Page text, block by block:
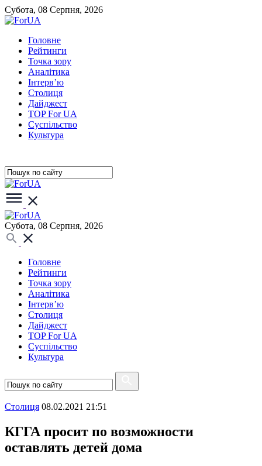
Субота, 08 Серпня, 2026
Головне
Рейтинги
Точка зору
Аналітика
Інтерв’ю
Столиця
Дайджест
TOP For UA
Суспiльство
Культура
Субота, 08 Серпня, 2026
Головне
Рейтинги
Точка зору
Аналітика
Інтерв’ю
Столиця
Дайджест
TOP For UA
Суспiльство
Культура
Столиця 08.02.2021 21:51
КГГА просит по возможности
оставлять детей дома